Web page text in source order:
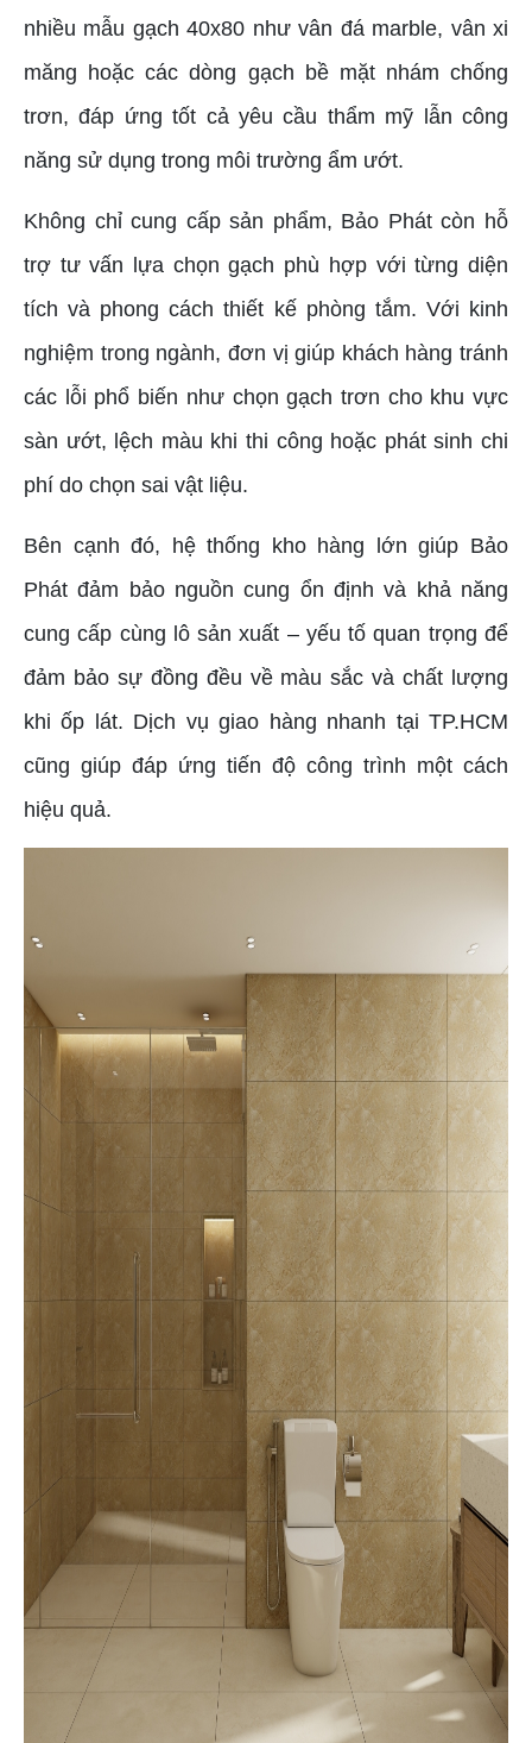
nhiều mẫu gạch 40x80 như vân đá marble, vân xi
măng hoặc các dòng gạch bề mặt nhám chống
trơn, đáp ứng tốt cả yêu cầu thẩm mỹ lẫn công
năng sử dụng trong môi trường ẩm ướt.
Không chỉ cung cấp sản phẩm, Bảo Phát còn hỗ
trợ tư vấn lựa chọn gạch phù hợp với từng diện
tích và phong cách thiết kế phòng tắm. Với kinh
nghiệm trong ngành, đơn vị giúp khách hàng tránh
các lỗi phổ biến như chọn gạch trơn cho khu vực
sàn ướt, lệch màu khi thi công hoặc phát sinh chi
phí do chọn sai vật liệu.
Bên cạnh đó, hệ thống kho hàng lớn giúp Bảo
Phát đảm bảo nguồn cung ổn định và khả năng
cung cấp cùng lô sản xuất – yếu tố quan trọng để
đảm bảo sự đồng đều về màu sắc và chất lượng
khi ốp lát. Dịch vụ giao hàng nhanh tại TP.HCM
cũng giúp đáp ứng tiến độ công trình một cách
hiệu quả.